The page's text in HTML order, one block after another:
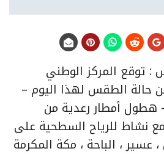
توقع المركز الوطني
حالة الطقس لهذا اليوم –
هطول أمطار رعدية من
نشاط للرياح السطحية على
عسير ، الباحة ، مكة المكرمة